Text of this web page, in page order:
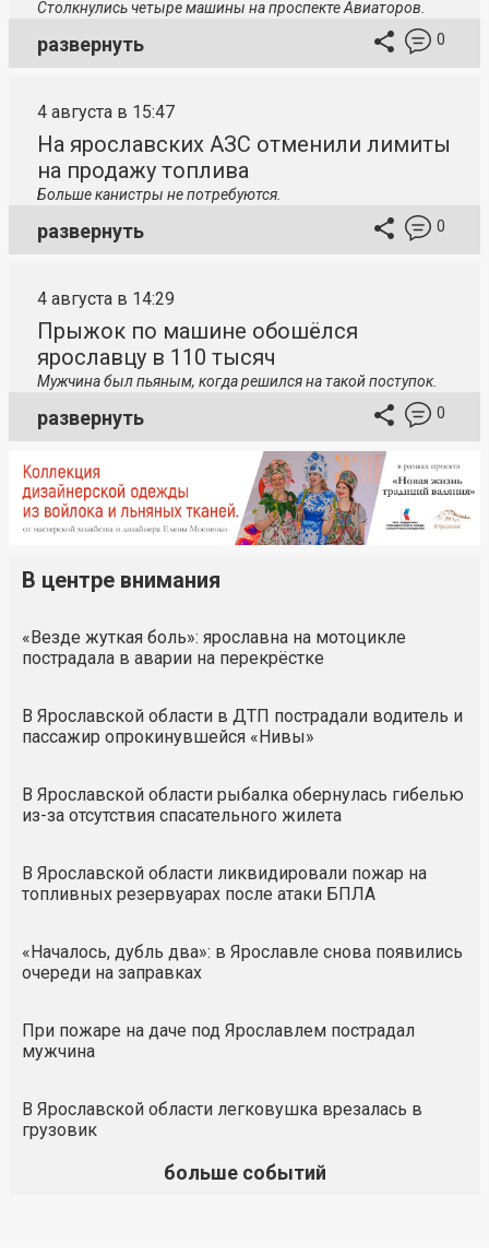
Столкнулись четыре машины на проспекте Авиаторов.
развернуть 0
4 августа в 15:47
На ярославских АЗС отменили лимиты
на продажу топлива
Больше канистры не потребуются.
развернуть 0
4 августа в 14:29
Прыжок по машине обошёлся
ярославцу в 110 тысяч
Мужчина был пьяным, когда решился на такой поступок.
развернуть 0
В центре внимания
«Везде жуткая боль»: ярославна на мотоцикле
пострадала в аварии на перекрёстке
В Ярославской области в ДТП пострадали водитель и
пассажир опрокинувшейся «Нивы»
В Ярославской области рыбалка обернулась гибелью
из-за отсутствия спасательного жилета
В Ярославской области ликвидировали пожар на
топливных резервуарах после атаки БПЛА
«Началось, дубль два»: в Ярославле снова появились
очереди на заправках
При пожаре на даче под Ярославлем пострадал
мужчина
В Ярославской области легковушка врезалась в
грузовик
больше событий